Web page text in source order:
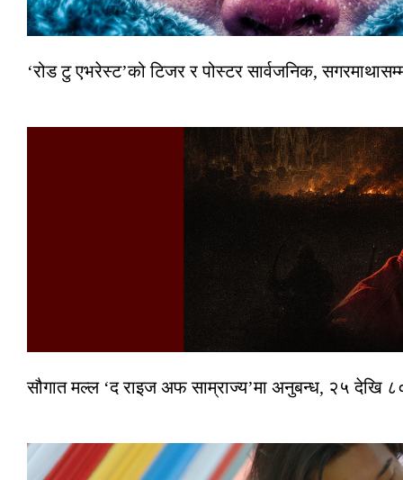
‘रोड टु एभरेस्ट’को टिजर र पोस्टर सार्वजनिक,
सौगात मल्ल ‘द राइज अफ साम्राज्य’मा अनुबन्ध, २५ देखि